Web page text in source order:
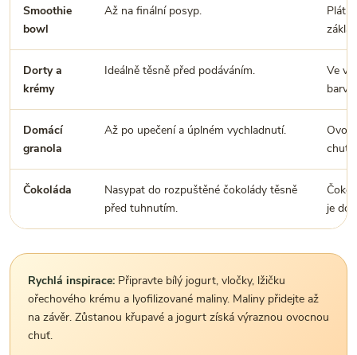
Smoothie
bowl
Až na finální posyp.
Dorty a
krémy
Ideálně těsně před podáváním.
Ve
barvu.
Domácí
granola
Až po upečení a úplném vychladnutí.
chuť.
Čokoláda
Nasypat do rozpuštěné čokolády těsně
před tuhnutím.
je
Rychlá inspirace: Připravte bílý jogurt, vločky, lžičku
ořechového krému a lyofilizované maliny. Maliny přidejte až
na závěr. Zůstanou křupavé a jogurt získá výraznou ovocnou
chuť.